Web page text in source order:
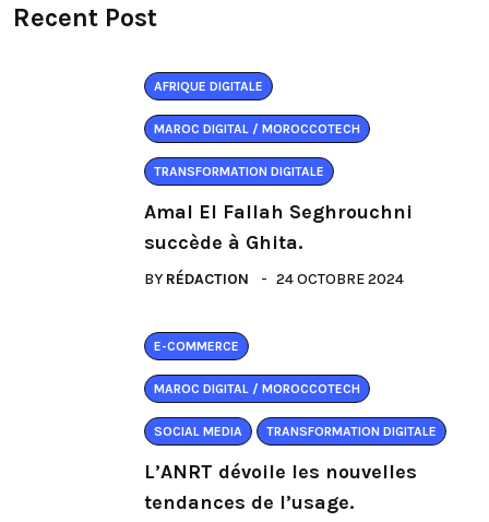
Recent Post
AFRIQUE DIGITALE
MAROC DIGITAL / MOROCCOTECH
TRANSFORMATION DIGITALE
Amal El Fallah Seghrouchni
succède à Ghita.
BY RÉDACTION 24 OCTOBRE 2024
E-COMMERCE
MAROC DIGITAL / MOROCCOTECH
SOCIAL MEDIA TRANSFORMATION DIGITALE
L’ANRT dévoile les nouvelles
tendances de l’usage.